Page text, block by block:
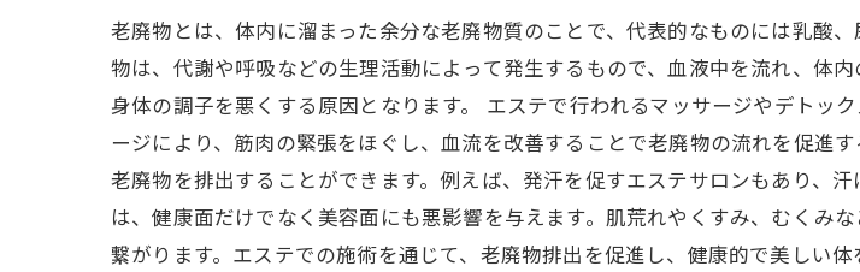
老廃物とは、体内に溜まった余分な老廃物質のことで、代表的なものには乳酸
物は、代謝や呼吸などの生理活動によって発生するもので、血液中を流れ、体
身体の調子を悪くする原因となります。 エステで行われるマッサージやデトッ
ージにより、筋肉の緊張をほぐし、血流を改善することで老廃物の流れを促進
老廃物を排出することができます。例えば、発汗を促すエステサロンもあり、
は、健康面だけでなく美容面にも悪影響を与えます。肌荒れやくすみ、むくみ
繋がります。エステでの施術を通じて、老廃物排出を促進し、健康的で美しい体